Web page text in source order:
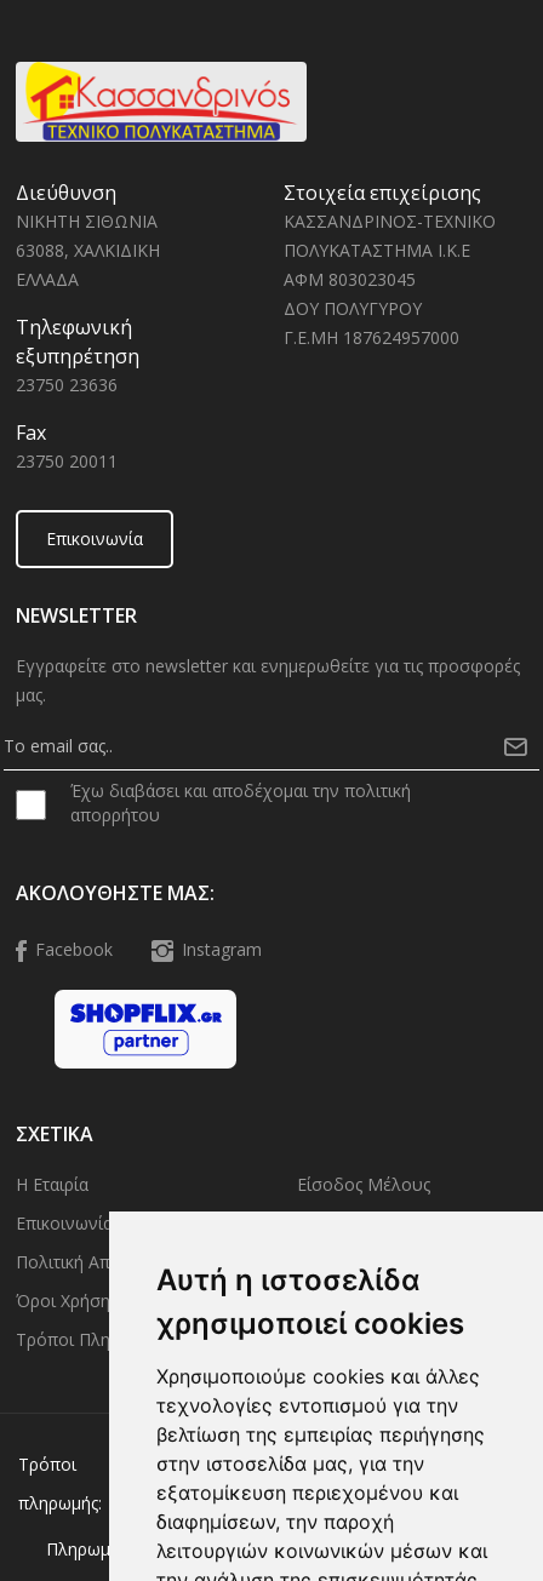
Αυτή η ιστοσελίδα
χρησιμοποιεί cookies
Χρησιμοποιούμε cookies και άλλες
τεχνολογίες εντοπισμού για την
βελτίωση της εμπειρίας περιήγησης
στην ιστοσελίδα μας, για την
εξατομίκευση περιεχομένου και
διαφημίσεων, την παροχή
λειτουργιών κοινωνικών μέσων και
Διεύθυνση
ΝΙΚΗΤΗ ΣΙΘΩΝΙΑ
63088, ΧΑΛΚΙΔΙΚΗ
ΕΛΛΑΔΑ
Τηλεφωνική
εξυπηρέτηση
23750 23636
Fax
23750 20011
Στοιχεία επιχείρισης
ΚΑΣΣΑΝΔΡΙΝΟΣ-ΤΕΧΝΙΚΟ
ΠΟΛΥΚΑΤΑΣΤΗΜΑ Ι.Κ.Ε
ΑΦΜ 803023045
ΔΟΥ ΠΟΛΥΓΥΡΟΥ
Γ.Ε.ΜΗ 187624957000
Επικοινωνία
NEWSLETTER
Εγγραφείτε στο newsletter και ενημερωθείτε για τις προσφορές
μας.
Έχω διαβάσει και αποδέχομαι την πολιτική
απορρήτου
ΑΚΟΛΟΥΘΉΣΤΕ ΜΑΣ:
Facebook Instagram
ΣΧΕΤΙΚΑ
Η Εταιρία
Επικοινωνία
Πολιτική Απορρήτου
Όροι Χρήσης
Τρόποι Πληρωμής
Είσοδος Μέλους
Τρόποι Αποστολής
Τρόποι
πληρωμής:
Χρεωστική/πιστωτική κάρτα Αντικαταβολή
Κατάθεση σε Τράπεζα
Πληρωμή με: